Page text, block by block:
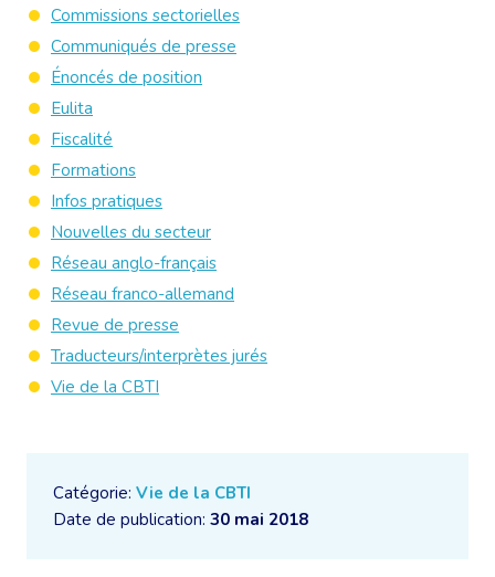
Catégorie: Vie de la CBTI
Date de publication: 30 mai 2018
Commissions sectorielles
Communiqués de presse
Énoncés de position
Eulita
Fiscalité
Formations
Infos pratiques
Nouvelles du secteur
Réseau anglo-français
Réseau franco-allemand
Revue de presse
Traducteurs/interprètes jurés
Vie de la CBTI